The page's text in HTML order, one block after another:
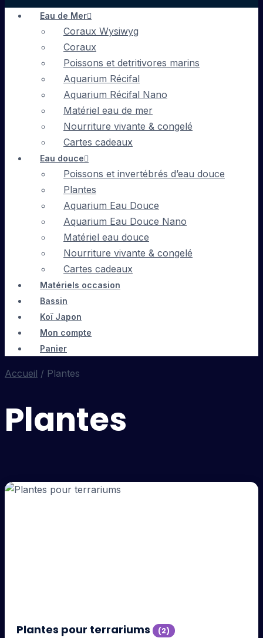
Eau de Mer
Coraux Wysiwyg
Coraux
Poissons et detritivores marins
Aquarium Récifal
Aquarium Récifal Nano
Matériel eau de mer
Nourriture vivante & congelé
Cartes cadeaux
Eau douce
Poissons et invertébrés d’eau douce
Plantes
Aquarium Eau Douce
Aquarium Eau Douce Nano
Matériel eau douce
Nourriture vivante & congelé
Cartes cadeaux
Matériels occasion
Bassin
Koï Japon
Mon compte
Panier
Accueil / Plantes
Plantes
Plantes pour terrariums (2)